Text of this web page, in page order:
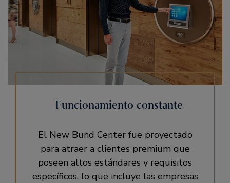
Funcionamiento constante
El New Bund Center fue proyectado
para atraer a clientes premium que
poseen altos estándares y requisitos
específicos, lo que incluye las empresas